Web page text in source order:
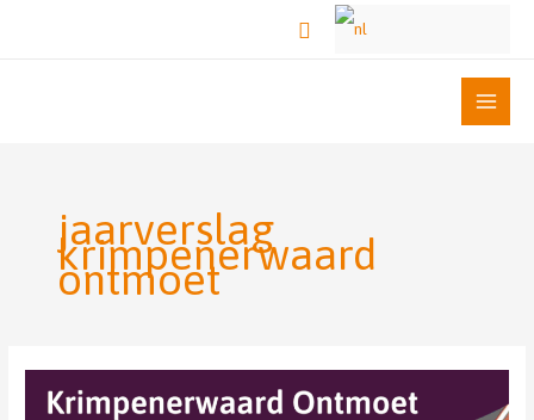
Zoeken
jaarverslag
krimpenerwaard
ontmoet
werkgroep